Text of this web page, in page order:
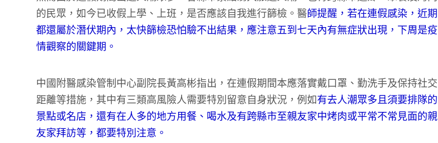
的民眾，如今已收假上學、上班，是否應該自我進行篩檢。醫師提醒，若在連假感染，近期
都還屬於潛伏期內，太快篩檢恐怕驗不出結果，應注意五到七天內有無症狀出現，下周是疫
情觀察的關鍵期。
中國附醫感染管制中心副院長黃高彬指出，在連假期間本應落實戴口罩、勤洗手及保持社交
距離等措施，其中有三類高風險人需要特別留意自身狀況，例如有去人潮眾多且須要排隊的
景點或名店，還有在人多的地方用餐、喝水及有跨縣市至親友家中烤肉或平常不常見面的親
友家拜訪等，都要特別注意。